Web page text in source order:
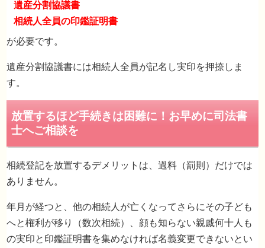
遺産分割協議書
相続人全員の印鑑証明書
が必要です。
遺産分割協議書には相続人全員が記名し実印を押捺しま
す。
相続登記を放置するデメリットは、過料（罰則）だけでは
ありません。
年月が経つと、他の相続人が亡くなってさらにその子ども
へと権利が移り（数次相続）、顔も知らない親戚何十人も
の実印と印鑑証明書を集めなければ名義変更できないとい